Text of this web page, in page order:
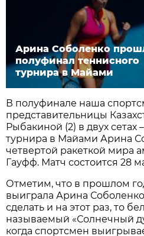
Арина Соболенко
полуфинал теннисного
турнира в Майами
В полуфинале наша
представительницы
Рыбакиной (2) в двух сетах
турнира в Майами Арина
четвертой ракеткой мира
Гауфф. Матч состоится 28
Отметим, что в прошлом
выиграла Арина
сделать и на этот раз, то
называемый «Солнечный
когда спортсмен